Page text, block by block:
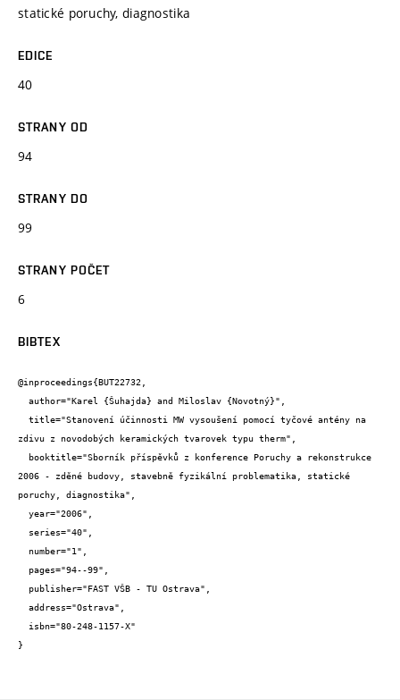
statické poruchy, diagnostika
EDICE
40
STRANY OD
94
STRANY DO
99
STRANY POČET
6
BIBTEX
@inproceedings{BUT22732,
zdivu z novodobých keramických tvarovek typu therm",
2006 - zděné budovy, stavebně fyzikální problematika, statické
poruchy, diagnostika",
}